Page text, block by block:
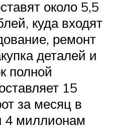
около 5,5
куда входят
ремонт
деталей и
полной
15
за месяц в
4 миллионам